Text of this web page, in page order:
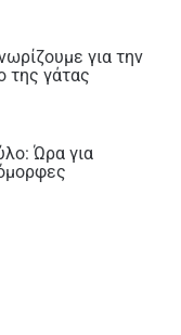
για την
της γάτας
Ώρα για